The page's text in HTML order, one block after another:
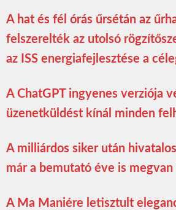
A hat és fél órás űrsétán az
felszerelték az utolsó
az ISS energiafejlesztése a
A ChatGPT ingyenes verziója
üzenetküldést kínál minden
A milliárdos siker után
már a bemutató éve is megvan
A Ma Maniére letisztult